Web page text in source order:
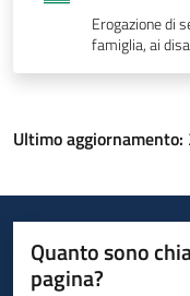
Erogazione di
famiglia, ai
Ultimo aggiornamento:
Quanto sono
pagina?